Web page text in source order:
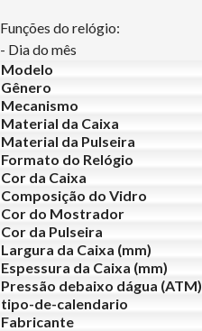
Funções do relógio:
- Dia do mês
Modelo
Gênero
Mecanismo
Material da Caixa
Material da Pulseira
Formato do Relógio
Cor da Caixa
Composição do Vidro
Cor do Mostrador
Cor da Pulseira
Largura da Caixa (mm)
Espessura da Caixa (mm)
Pressão debaixo dágua (ATM)
tipo-de-calendario
Fabricante